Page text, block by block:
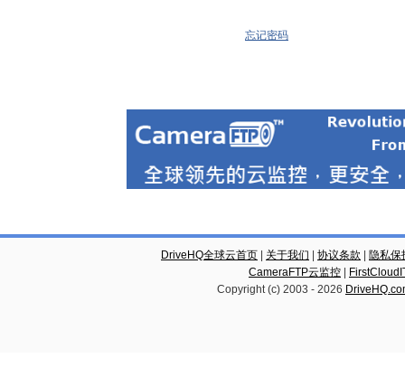
忘记密码
DriveHQ全球云首页 关于我们 协议条款
隐私保
CameraFTP云监控
Copyright (c) 2003 - 2026